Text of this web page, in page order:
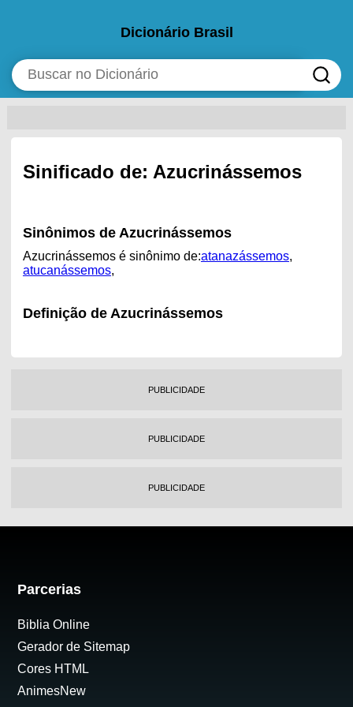
Dicionário Brasil
Sinificado de: Azucrinássemos
Sinônimos de Azucrinássemos
Azucrinássemos é sinônimo de:atanazássemos,
atucanássemos,
Definição de Azucrinássemos
PUBLICIDADE
PUBLICIDADE
PUBLICIDADE
Parcerias
Biblia Online
Gerador de Sitemap
Cores HTML
AnimesNew